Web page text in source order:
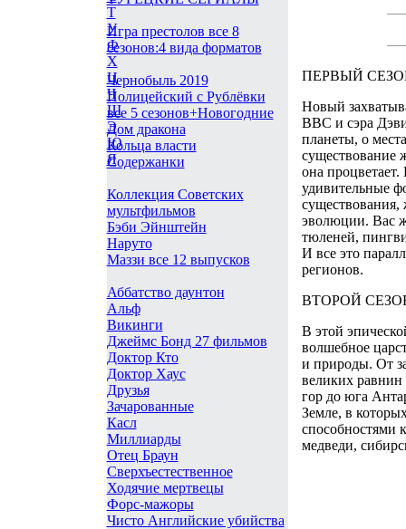
Т
У
Ф
Х
Ц
Ч
Ш
Э
Ю
Я
Игра престолов все 8
сезонов:4 вида форматов
Чернобыль 2019
Полицейский с Рублёвки
все 5 сезонов+Новогодние
Дом дракона
Кольца власти
Содержанки
Коллекция Советских
мультфильмов
Бэби Эйнштейн
Наруто
Маззи все 12 выпусков
Аббатство даунтон
Альф
Викинги
Джеймс Бонд 27 фильмов
Доктор Кто
Доктор Хаус
Друзья
Зачарованные
Касл
Миллиарды
Отец Браун
Сверхъестественное
Ходячие мертвецы
Форс-мажоры
Чисто Английские убийства
ПЕРВЫЙ
Новый
BBC и сэра
планеты, о
существование
она процветает.
удивительные
существования,
эволюции. Вас
тюленей,
И все это
регионов.
ВТОРОЙ
В этой
волшебное
и природы. От
великих
гор до юга
Земле, в
способностями
медведи,